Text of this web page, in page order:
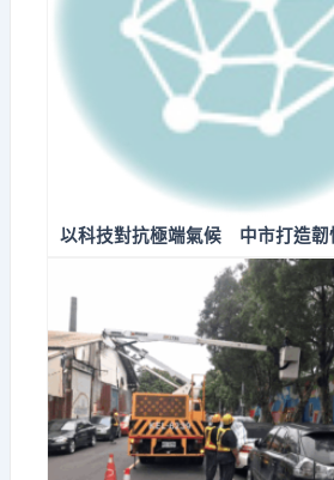
以科技對抗極端氣候 中市打造韌